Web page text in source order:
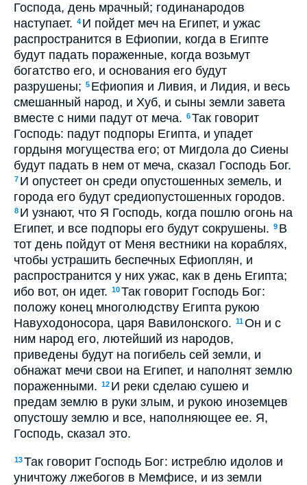
Господа, день мрачный; годинанародов
наступает. 4 И пойдет меч на Египет, и ужас
распространится в Ефиопии, когда в Египте
будут падать пораженные, когда возьмут
богатство его, и основания его будут
разрушены; 5 Ефиопия и Ливия, и Лидия, и весь
смешанный народ, и Хуб, и сыны земли завета
вместе с ними падут от меча. 6Так говорит
Господь: падут подпоры Египта, и упадет
гордыня могущества его; от Мигдола до Сиены
будут падать в нем от меча, сказал Господь Бог.
7 И опустеет он среди опустошенных земель, и
города его будут средиопустошенных городов.
8 И узнают, что Я Господь, когда пошлю огонь на
Египет, и все подпоры его будут сокрушены. 9 В
тот день пойдут от Меня вестники на кораблях,
чтобы устрашить беспечных Ефиоплян, и
распространится у них ужас, как в день Египта;
ибо вот, он идет. 10Так говорит Господь Бог:
положу конец многолюдству Египта рукою
Навуходоносора, царя Вавилонского. 11Он и с
ним народ его, лютейший из народов,
приведены будут на погибель сей земли, и
обнажат мечи свои на Египет, и наполнят землю
пораженными. 12 И реки сделаю сушею и
предам землю в руки злым, и рукою иноземцев
опустошу землю и все, наполняющее ее. Я,
Господь, сказал это.
13Так говорит Господь Бог: истреблю идолов и
уничтожу лжебогов в Мемфисе, и из земли